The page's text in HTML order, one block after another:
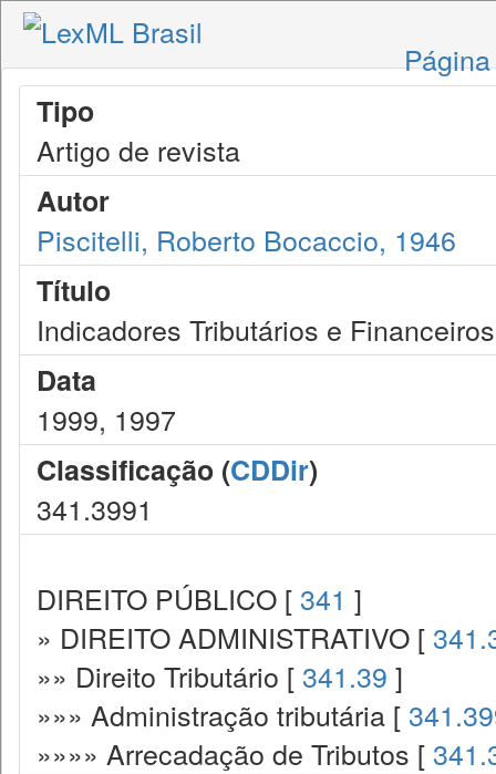
Tipo
Artigo de revista
Autor
Piscitelli, Roberto Bocaccio, 1946
Título
Indicadores Tributários e Financeiros
Data
1999, 1997
Classificação (CDDir)
341.3991
DIREITO PÚBLICO [ 341 ]
» DIREITO ADMINISTRATIVO [
»» Direito Tributário [ 341.39 ]
»»» Administração tributária [
»»»» Arrecadação de Tributos [